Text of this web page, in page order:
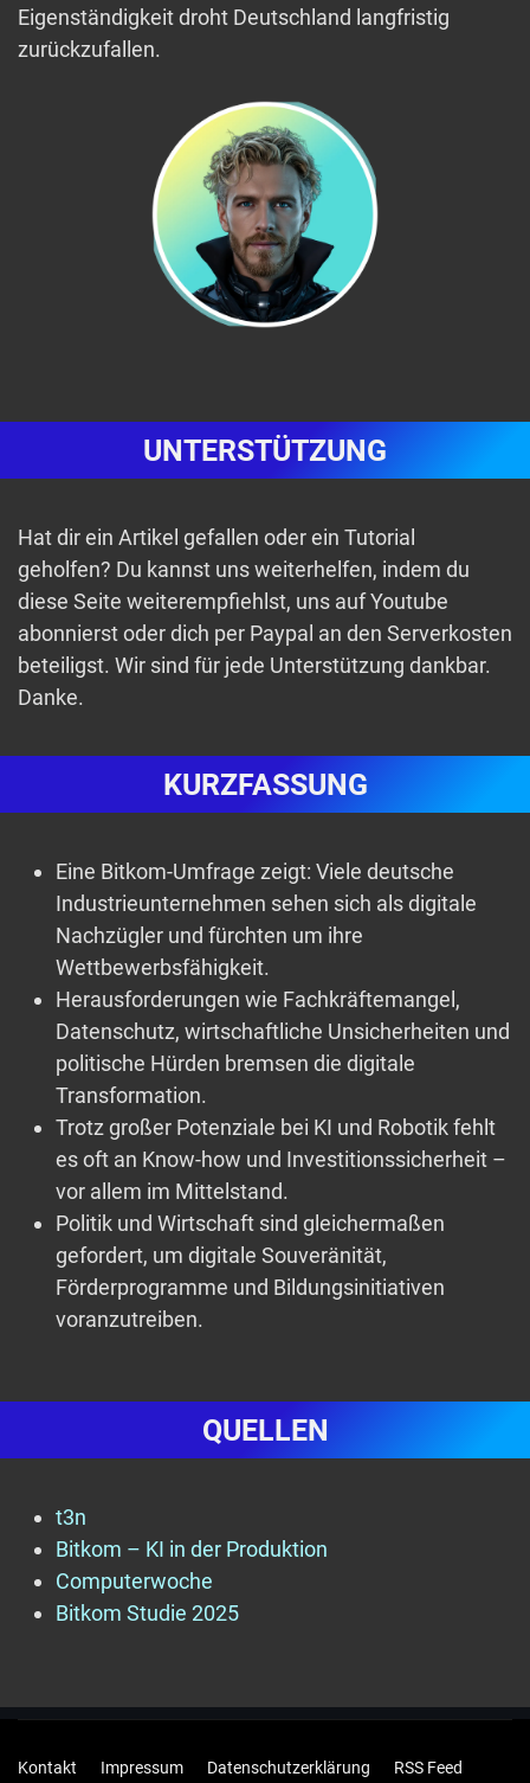
Eigenständigkeit droht Deutschland langfristig
zurückzufallen.
UNTERSTÜTZUNG
Hat dir ein Artikel gefallen oder ein Tutorial
geholfen? Du kannst uns weiterhelfen, indem du
diese Seite weiterempfiehlst, uns auf Youtube
abonnierst oder dich per Paypal an den Serverkosten
beteiligst. Wir sind für jede Unterstützung dankbar.
Danke.
KURZFASSUNG
Eine Bitkom-Umfrage zeigt: Viele deutsche
Industrieunternehmen sehen sich als digitale
Nachzügler und fürchten um ihre
Wettbewerbsfähigkeit.
Herausforderungen wie Fachkräftemangel,
Datenschutz, wirtschaftliche Unsicherheiten und
politische Hürden bremsen die digitale
Transformation.
Trotz großer Potenziale bei KI und Robotik fehlt
es oft an Know-how und Investitionssicherheit –
vor allem im Mittelstand.
Politik und Wirtschaft sind gleichermaßen
gefordert, um digitale Souveränität,
Förderprogramme und Bildungsinitiativen
voranzutreiben.
QUELLEN
t3n
Bitkom – KI in der Produktion
Computerwoche
Bitkom Studie 2025
Kontakt Impressum Datenschutzerklärung RSS Feed